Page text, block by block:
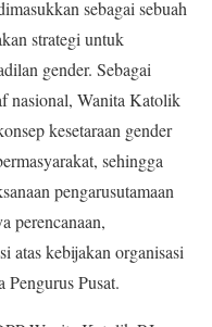
sebagai sebuah
strategi untuk
gender. Sebagai
nasional, Wanita Katolik
kesetaraan gender
sehingga
pengarusutamaan
perencanaan,
atas kebijakan organisasi
Pusat.